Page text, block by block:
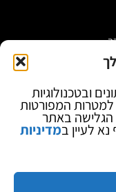
ובטכנולוגיות
למטרות המפורטות
הגלישה באתר
לעיין במדיניות
להגדלה